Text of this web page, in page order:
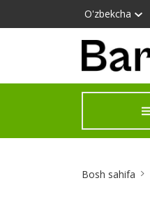
O'zbekcha
Bosh sahifa